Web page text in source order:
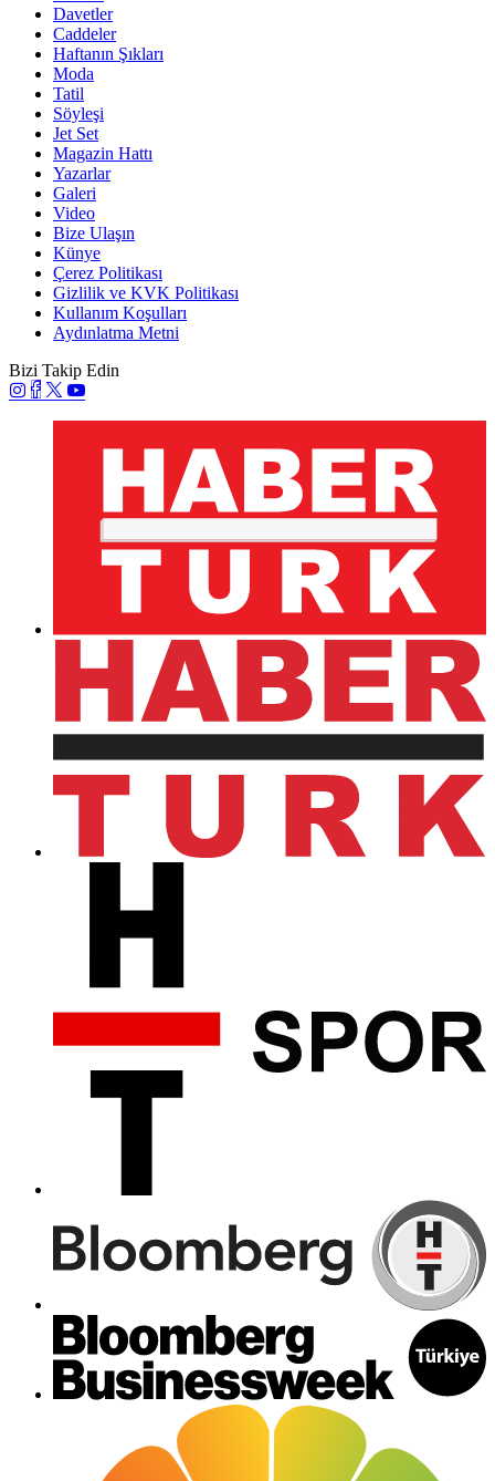
Davetler
Caddeler
Haftanın Şıkları
Moda
Tatil
Söyleşi
Jet Set
Magazin Hattı
Yazarlar
Galeri
Video
Bize Ulaşın
Künye
Çerez Politikası
Gizlilik ve KVK Politikası
Kullanım Koşulları
Aydınlatma Metni
Bizi Takip Edin